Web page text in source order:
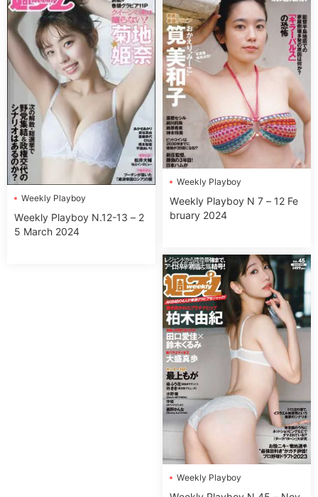
Wеekly Plаyboy
Wеekly Plаyboy N.12-13 – 2
5 March 2024
Wеekly Plаyboy
Wеekly Plаyboy N 7 – 12 Fe
bruary 2024
日韓雜誌
Wеekly Plаyboy